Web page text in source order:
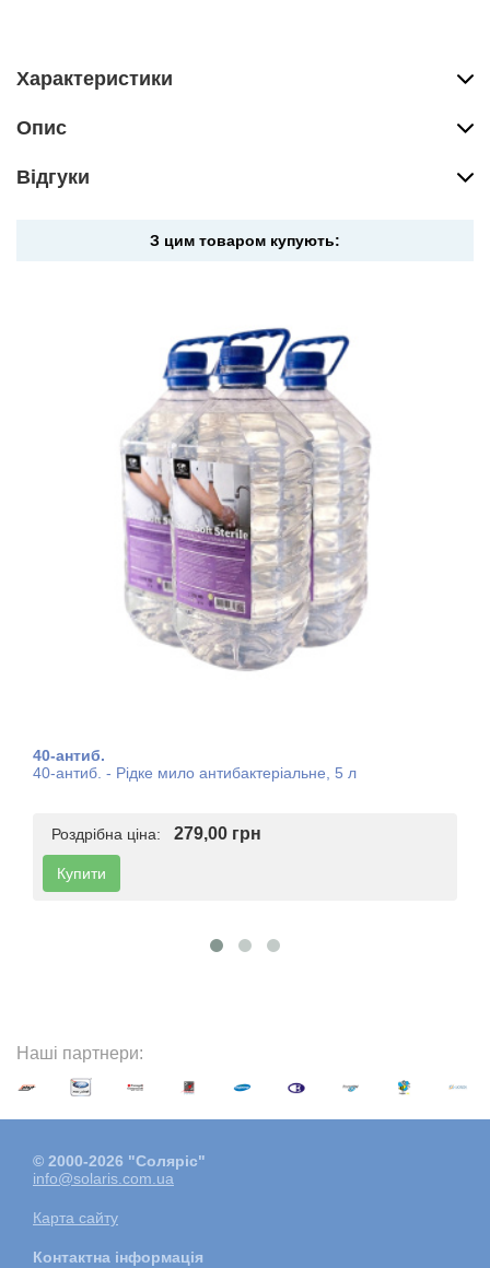
Характеристики
Опис
Вiдгуки
З цим товаром купують:
40-антиб.
40-антиб. - Рідке мило антибактеріальне, 5 л
Роздрібна ціна: 279,00 грн
Купити
Наші партнери:
© 2000-2026 "Соляріс"
info@solaris.com.ua
Карта сайту
Контактна інформація